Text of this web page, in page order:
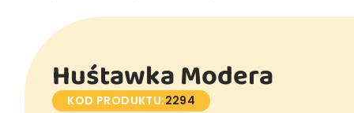
Huśtawka Modera
KOD PRODUKTU:2294